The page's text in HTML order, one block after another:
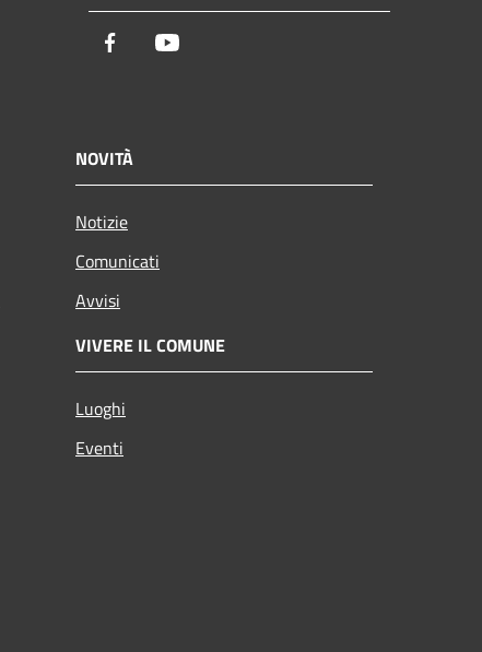
Facebook
NOVITÀ
Notizie
Comunicati
Avvisi
VIVERE IL COMUNE
Luoghi
Eventi